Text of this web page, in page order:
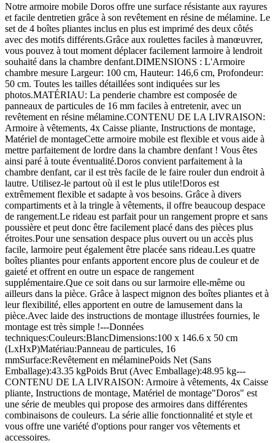
Notre armoire mobile Doros offre une surface résistante aux rayures
et facile dentretien grâce à son revêtement en résine de mélamine. Le
set de 4 boîtes pliantes inclus en plus est imprimé des deux côtés
avec des motifs différents.Grâce aux roulettes faciles à manœuvrer,
vous pouvez à tout moment déplacer facilement larmoire à lendroit
souhaité dans la chambre denfant.DIMENSIONS : L'Armoire
chambre mesure Largeur: 100 cm, Hauteur: 146,6 cm, Profondeur:
50 cm. Toutes les tailles détaillées sont indiquées sur les
photos.MATÉRIAU: La penderie chambre est composée de
panneaux de particules de 16 mm faciles à entretenir, avec un
revêtement en résine mélamine.CONTENU DE LA LIVRAISON:
Armoire à vêtements, 4x Caisse pliante, Instructions de montage,
Matériel de montageCette armoire mobile est flexible et vous aide à
mettre parfaitement de lordre dans la chambre denfant ! Vous êtes
ainsi paré à toute éventualité.Doros convient parfaitement à la
chambre denfant, car il est très facile de le faire rouler dun endroit à
lautre. Utilisez-le partout où il est le plus utile!Doros est
extrêmement flexible et sadapte à vos besoins. Grâce à divers
compartiments et à la tringle à vêtements, il offre beaucoup despace
de rangement.Le rideau est parfait pour un rangement propre et sans
poussière et peut donc être facilement placé dans des pièces plus
étroites.Pour une sensation despace plus ouvert ou un accès plus
facile, larmoire peut également être placée sans rideau.Les quatre
boîtes pliantes pour enfants apportent encore plus de couleur et de
gaieté et offrent en outre un espace de rangement
supplémentaire.Que ce soit dans ou sur larmoire elle-même ou
ailleurs dans la pièce. Grâce à laspect mignon des boîtes pliantes et à
leur flexibilité, elles apportent en outre de lamusement dans la
pièce.Avec laide des instructions de montage illustrées fournies, le
montage est très simple !---Données
techniques:Couleurs:BlancDimensions:100 x 146.6 x 50 cm
(LxHxP)Matériau:Panneau de particules, 16
mmSurface:Revêtement en mélaminePoids Net (Sans
Emballage):43.35 kgPoids Brut (Avec Emballage):48.95 kg---
CONTENU DE LA LIVRAISON: Armoire à vêtements, 4x Caisse
pliante, Instructions de montage, Matériel de montage"Doros" est
une série de meubles qui propose des armoires dans différentes
combinaisons de couleurs. La série allie fonctionnalité et style et
vous offre une variété d'options pour ranger vos vêtements et
accessoires.